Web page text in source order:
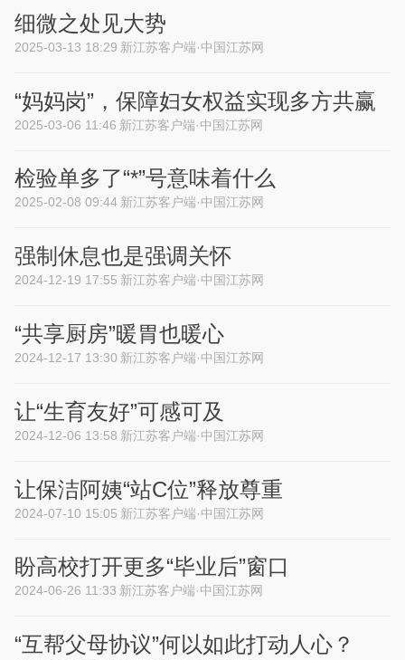
细微之处见大势
2025-03-13 18:29 新江苏客户端·中国江苏网
“妈妈岗”，保障妇女权益实现多方共赢
2025-03-06 11:46 新江苏客户端·中国江苏网
检验单多了“*”号意味着什么
2025-02-08 09:44 新江苏客户端·中国江苏网
强制休息也是强调关怀
2024-12-19 17:55 新江苏客户端·中国江苏网
“共享厨房”暖胃也暖心
2024-12-17 13:30 新江苏客户端·中国江苏网
让“生育友好”可感可及
2024-12-06 13:58 新江苏客户端·中国江苏网
让保洁阿姨“站C位”释放尊重
2024-07-10 15:05 新江苏客户端·中国江苏网
盼高校打开更多“毕业后”窗口
2024-06-26 11:33 新江苏客户端·中国江苏网
“互帮父母协议”何以如此打动人心？